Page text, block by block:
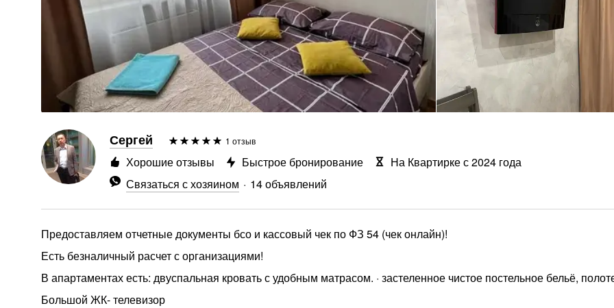
Сергей 1 отзыв
Связаться с хозяином 14 объявлений
Хорошие отзывы Быстрое бронирование На Квартирке с 2024 года
Предоставляем отчетные документы бсо и кассовый чек по ФЗ 54 (чек онлайн)!
Есть безналичный расчет с организациями!
В апартаментах есть: двуспальная кровать с удобным матрасом. · застеленное чистое постельное бельё,
Большой ЖК- телевизор